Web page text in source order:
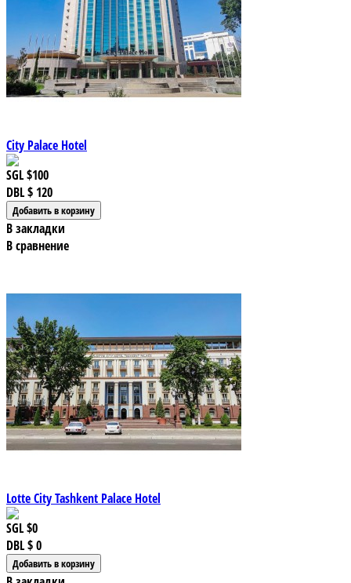
City Palace Hotel
SGL$100
DBL$ 120
В закладки
В сравнение
Lotte City Tashkent Palace Hotel
SGL$0
DBL$ 0